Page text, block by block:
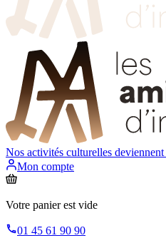
Nos activités culturelles deviennent
Mon compte
Votre panier est vide
01 45 61 90 90